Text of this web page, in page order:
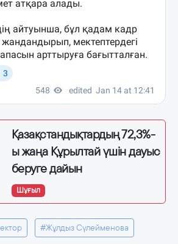
Қазақстандықтардың 72,3%-
ы жаңа Құрылтай үшін дауыс
беруге дайын
Шұғыл
#Жұлдыз Сүлейменова